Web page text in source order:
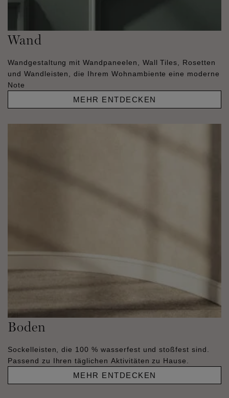
Wand
Wandgestaltung mit Wandpaneelen, Wall Tiles, Rosetten
und Wandleisten, die Ihrem Wohnambiente eine moderne
Note
MEHR ENTDECKEN
Boden
Sockelleisten, die 100 % wasserfest und stoßfest sind.
Passend zu Ihren täglichen Aktivitäten zu Hause.
MEHR ENTDECKEN